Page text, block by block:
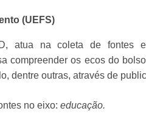
(UEFS)
atua na coleta de fontes
compreender os ecos do
dentre outras, através de
no eixo: educação.